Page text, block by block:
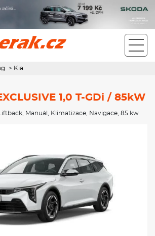
1,0 T-GDi / 85kW
> Kia
1,0 T-GDi / 85kW
Manuál Klimatizace Navigace , 85 kw